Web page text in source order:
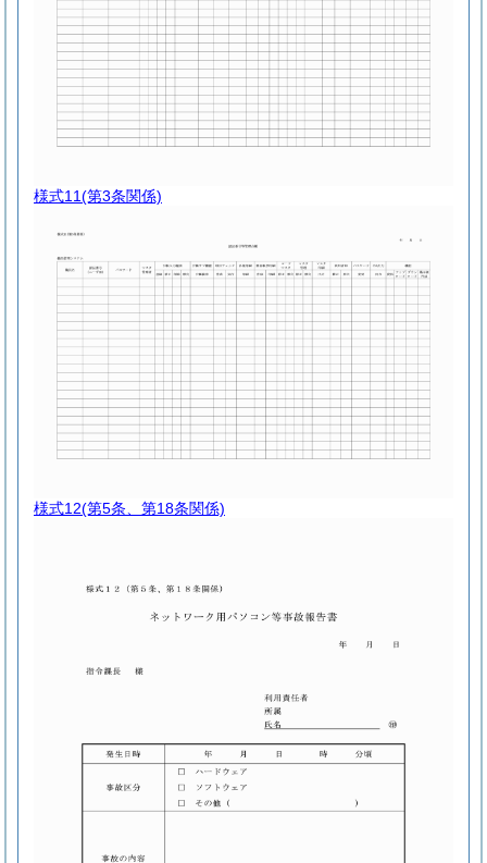
様式11(第3条関係)
様式12(第5条、第18条関係)